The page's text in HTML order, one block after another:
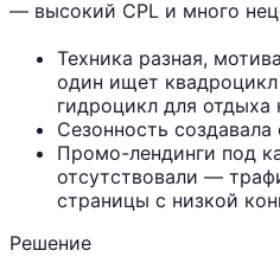
— высокий CPL и много
Техника разная,
один ищет
гидроцикл для отдыха
Сезонность
Промо-лендинги под
отсутствовали —
страницы с низкой
Решение